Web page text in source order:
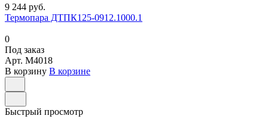
9 244 руб.
Термопара ДТПК125-0912.1000.1
0
Под заказ
Арт. M4018
В корзину В корзине
Быстрый просмотр